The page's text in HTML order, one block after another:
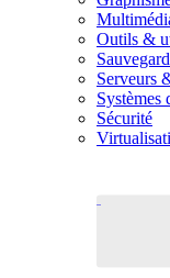
Outils &
Serveurs
Systèmes
Sécurité